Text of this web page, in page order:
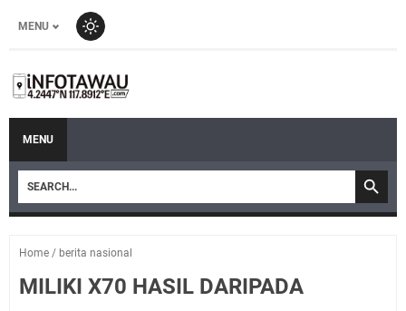
MENU
MENU
Home / berita nasional
MILIKI X70 HASIL DARIPADA